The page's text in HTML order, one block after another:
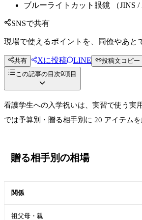
ブルーライトカット眼鏡 （JINS /
SNSで共有
現場で使えるポイントを、同僚やあと
共有 Xに投稿 LINE
投稿文コピー
この記事の目次9項目
看護学生への入学祝いは、実習で使う実
では予算別・贈る相手別に 20 アイテムを
贈る相手別の相場
関係
祖父母・親